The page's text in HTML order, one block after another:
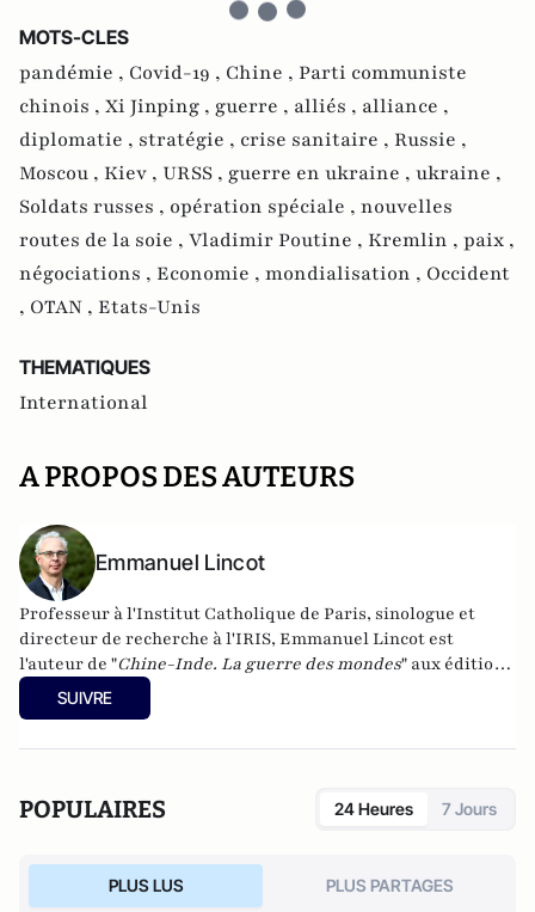
MOTS-CLES
pandémie , Covid-19 , Chine , Parti communiste
chinois , Xi Jinping , guerre , alliés , alliance ,
diplomatie , stratégie , crise sanitaire , Russie ,
Moscou , Kiev , URSS , guerre en ukraine , ukraine ,
Soldats russes , opération spéciale , nouvelles
routes de la soie , Vladimir Poutine , Kremlin , paix ,
négociations , Economie , mondialisation , Occident
, OTAN , Etats-Unis
THEMATIQUES
International
A PROPOS DES AUTEURS
Emmanuel Lincot
Professeur à l'Institut Catholique de Paris, sinologue et
directeur de recherche à l'IRIS, Emmanuel Lincot est
l'auteur de "Chine-Inde. La guerre des mondes" aux éditions
Le Cerf (à paraître le 27 février).
SUIVRE
POPULAIRES 24 Heures 7 Jours
PLUS LUS PLUS PARTAGES